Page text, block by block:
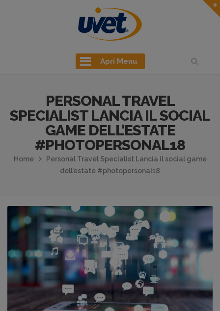
Apri Menu
PERSONAL TRAVEL
SPECIALIST LANCIA IL SOCIAL
GAME DELL’ESTATE
#PHOTOPERSONAL18
Home
Personal Travel Specialist Lancia il social game
dell’estate #photopersonal18